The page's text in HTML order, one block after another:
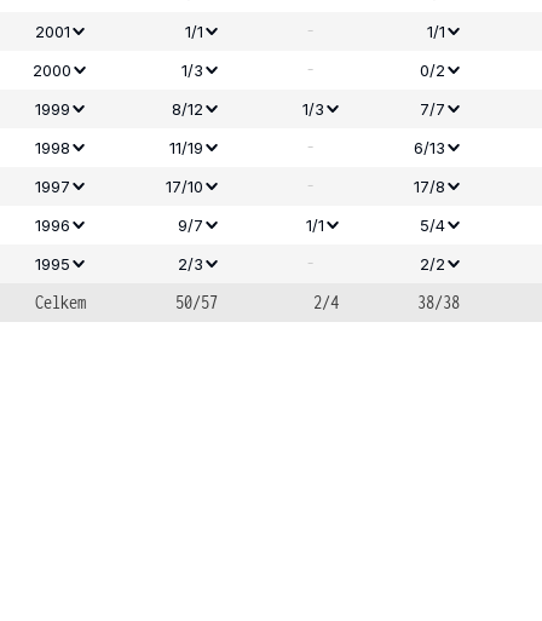
2001
1/1 -
1/1
2000
1/3 -
0/2
1999
8/12 1/3
7/7
1998
11/19 - 6/13
1997
17/10 -
17/8
1996
9/7 1/1
5/4
1995
2/3 - 2/2
Celkem 50/57 2/4 38/38